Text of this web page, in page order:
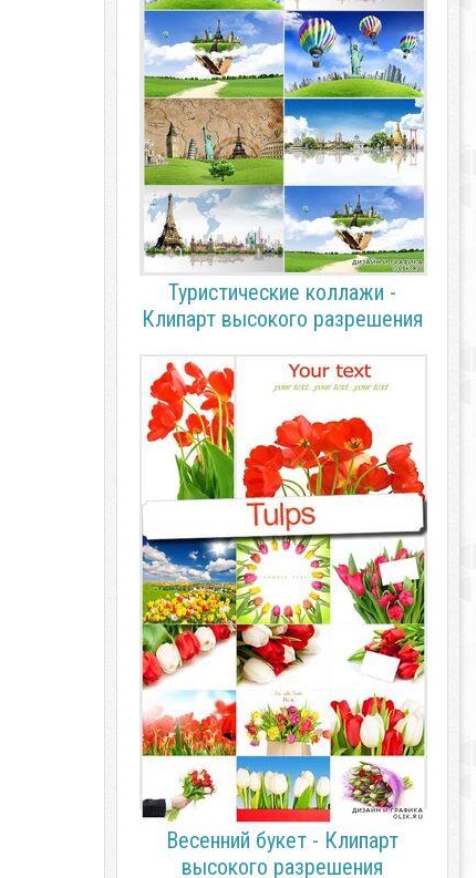
Туристические коллажи -
Клипарт высокого разрешения
Весенний букет - Клипарт
высокого разрешения